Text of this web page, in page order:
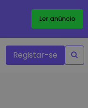
Ler anúncio
Registar-se